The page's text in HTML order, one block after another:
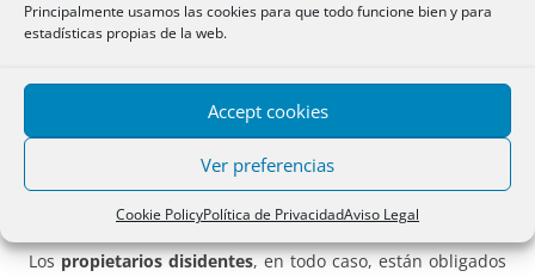
Principalmente usamos las cookies para que todo funcione bien y para
estadísticas propias de la web.
Accept cookies
Ver preferencias
Cookie PolicyPolítica de PrivacidadAviso Legal
infraestructuras o equipos comunes con la finalidad de
mejorar la eficiencia energética o hídrica, así como de la
instalación de sistemas de energías renovables de uso
común en elementos comunes, sona cargo de todos los
propietarios si derivan del acuerdo de la junta
Lospropietarios disidentes, en todo caso, están obligados